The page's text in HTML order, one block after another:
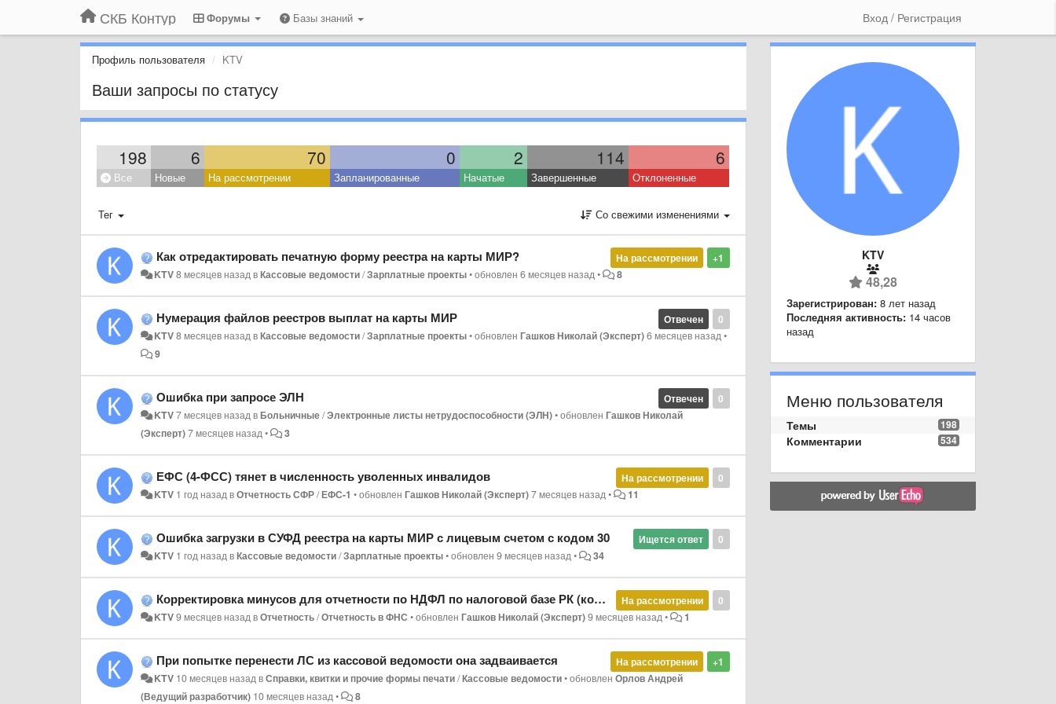
СКБ Контур Форумы Базы знаний Вход / Регистрация
Профиль пользователя KTV
Ваши запросы по статусу
198 6 70 0 2 114 6
Все Новые На рассмотрении Запланированные Начатые Завершенные Отклоненные
Тег Со свежими изменениями
+1
На рассмотрении
Как отредактировать печатную форму реестра на карты МИР?
KTV8 месяцев назадвКассовые ведомости/Зарплатные проекты•обновлен6 месяцев назад• 8
0
Отвечен
Нумерация файлов реестров выплат на карты МИР
KTV8 месяцев назадвКассовые ведомости/Зарплатные проекты•обновленГашков Николай (Эксперт)6 месяцев назад•
9
0
Отвечен
Ошибка при запросе ЭЛН
KTV7 месяцев назадвБольничные/Электронные листы нетрудоспособности (ЭЛН)•обновленГашков Николай
(Эксперт)7 месяцев назад• 3
0
На рассмотрении
ЕФС (4-ФСС) тянет в численность уволенных инвалидов
KTV 1 год назадвОтчетность СФР/ЕФС-1 •обновленГашков Николай (Эксперт)7 месяцев назад• 11
0
Ищется ответ
Ошибка загрузки в СУФД реестра на карты МИР с лицевым счетом с кодом 30
KTV 1 год назадвКассовые ведомости/Зарплатные проекты•обновлен9 месяцев назад• 34
0
На рассмотрении
Корректировка минусов для отчетности по НДФЛ по налоговой базе РК (код дохода 2006)
KTV9 месяцев назадвОтчетность/Отчетность в ФНС •обновленГашков Николай (Эксперт)9 месяцев назад• 1
+1
На рассмотрении
При попытке перенести ЛС из кассовой ведомости она задваивается
KTV 10 месяцев назадвСправки, квитки и прочие формы печати/Кассовые ведомости•обновленОрлов Андрей
(Ведущий разработчик) 10 месяцев назад• 8
KTV
48,28
Зарегистрирован: 8 лет назад
Последняя активность: 14 часов
назад
Меню пользователя
198
Темы
534
Комментарии